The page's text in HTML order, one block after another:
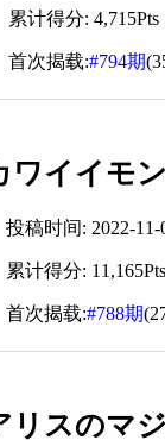
累计得分: 4,715Pts
首次揭载:#794期
ワイイモ
投稿时间: 2022-11-
累计得分:
首次揭载:#788期
リスのマ